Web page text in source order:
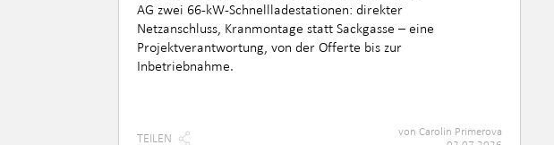
AG zwei 66-kW-Schnellladestationen: direkter
Netzanschluss, Kranmontage statt Sackgasse – eine
Projektverantwortung, von der Offerte bis zur
Inbetriebnahme.
TEILEN von Carolin Primerova